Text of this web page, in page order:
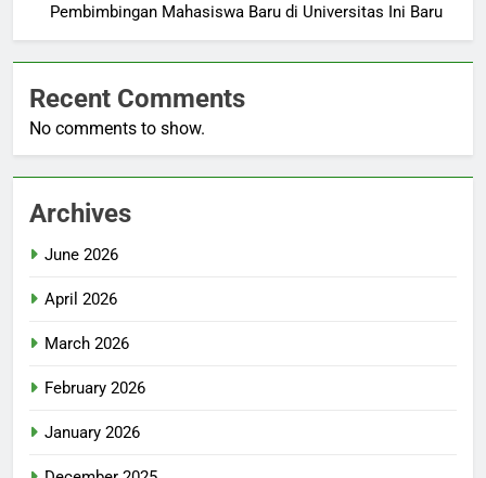
Pembimbingan Mahasiswa Baru di Universitas Ini Baru
Recent Comments
No comments to show.
Archives
June 2026
April 2026
March 2026
February 2026
January 2026